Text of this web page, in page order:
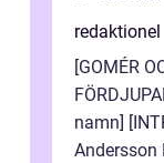
redaktionel
[GOMÉR
namn]
Andersson